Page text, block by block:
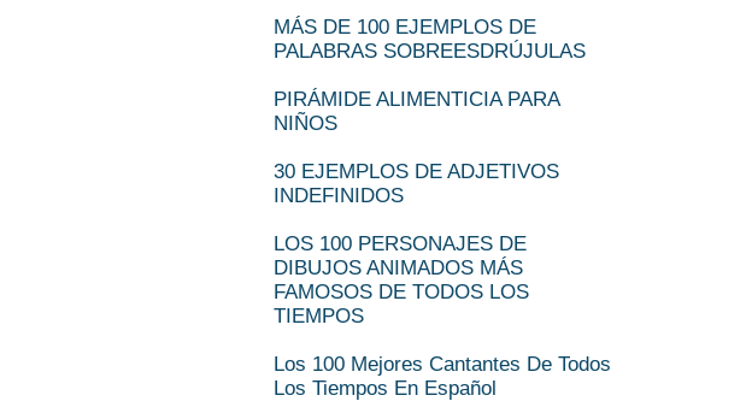
MÁS DE 100 EJEMPLOS DE
PALABRAS SOBREESDRÚJULAS
PIRÁMIDE ALIMENTICIA PARA
NIÑOS
30 EJEMPLOS DE ADJETIVOS
INDEFINIDOS
LOS 100 PERSONAJES DE
DIBUJOS ANIMADOS MÁS
FAMOSOS DE TODOS LOS
TIEMPOS
Los 100 Mejores Cantantes De Todos
Los Tiempos En Español